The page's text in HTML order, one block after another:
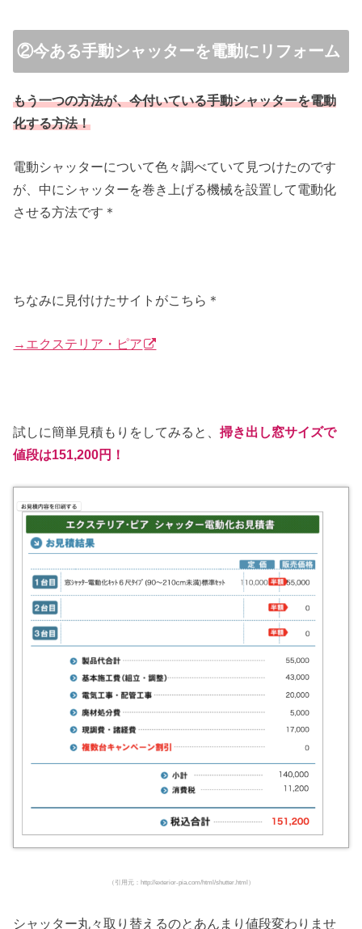
②今ある手動シャッターを電動にリフォーム
もう一つの方法が、今付いている手動シャッターを電動
化する方法！
電動シャッターについて色々調べていて見つけたのです
が、中にシャッターを巻き上げる機械を設置して電動化
させる方法です＊
ちなみに見付けたサイトがこちら＊
→エクステリア・ピア
試しに簡単見積もりをしてみると、掃き出し窓サイズで
値段は151,200円！
（引用元：http://exterior-pia.com/html/shutter.html）
シャッター丸々取り替えるのとあんまり値段変わりませ